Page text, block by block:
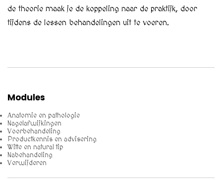
de theorie maak je de koppeling naar de praktijk, door
tijdens de lessen behandelingen uit te voeren.
Modules
Anatomie en pathologie
Nagelafwijkingen
Voorbehandeling
Productkennis en advisering
Witte en natural tip
Nabehandeling
Verwijderen